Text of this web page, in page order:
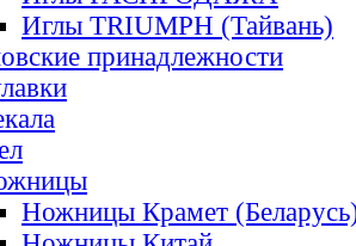
Иглы TRIUMPH (Тайвань)
принадлежности
Ножницы Крамет